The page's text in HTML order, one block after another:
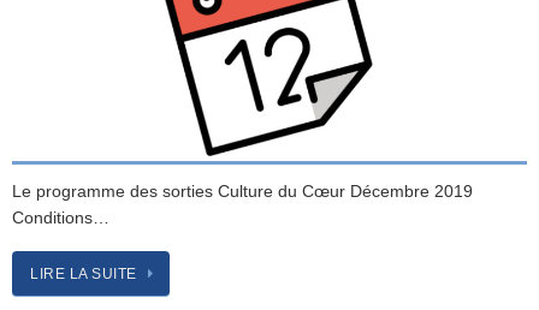
Le programme des sorties Culture du Cœur Décembre 2019
Conditions…
LIRE LA SUITE